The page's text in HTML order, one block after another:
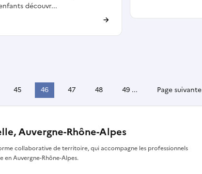
découvr...
45 46 47 48 49 ... Page suivante
Auvergne-Rhône-Alpes
collaborative de territoire, qui accompagne les professionnels
Auvergne-Rhône-Alpes.